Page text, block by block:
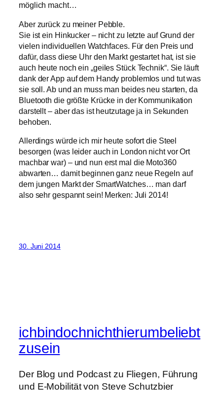
möglich macht…
Aber zurück zu meiner Pebble.
Sie ist ein Hinkucker – nicht zu letzte auf Grund der
vielen individuellen Watchfaces. Für den Preis und
dafür, dass diese Uhr den Markt gestartet hat, ist sie
auch heute noch ein „geiles Stück Technik“. Sie läuft
dank der App auf dem Handy problemlos und tut was
sie soll. Ab und an muss man beides neu starten, da
Bluetooth die größte Krücke in der Kommunikation
darstellt – aber das ist heutzutage ja in Sekunden
behoben.
Allerdings würde ich mir heute sofort die Steel
besorgen (was leider auch in London nicht vor Ort
machbar war) – und nun erst mal die Moto360
abwarten… damit beginnen ganz neue Regeln auf
dem jungen Markt der SmartWatches… man darf
also sehr gespannt sein! Merken: Juli 2014!
30. Juni 2014
ichbindochnichthierumbeliebt
zusein
Der Blog und Podcast zu Fliegen, Führung
und E-Mobilität von Steve Schutzbier